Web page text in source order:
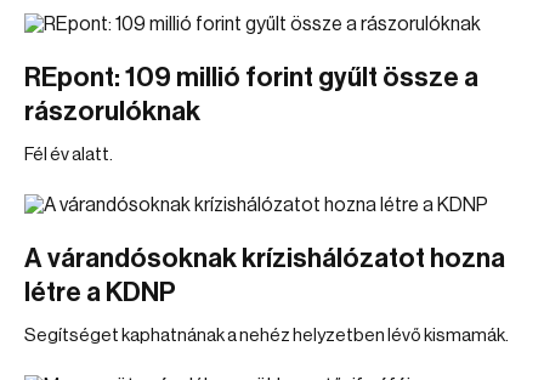
REpont: 109 millió forint gyűlt össze a
rászorulóknak
Fél év alatt.
A várandósoknak krízishálózatot hozna
létre a KDNP
Segítséget kaphatnának a nehéz helyzetben lévő kismamák.